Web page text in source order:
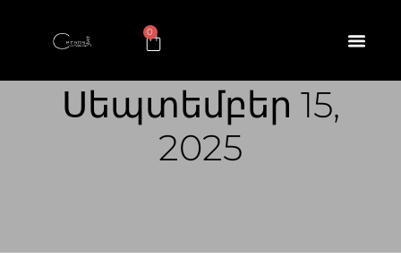
0
Սեպտեմբեր 15,
2025